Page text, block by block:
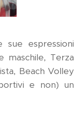
espressioni
maschile, Terza
Beach Volley
e non) un